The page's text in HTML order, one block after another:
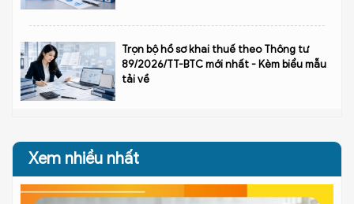
Trọn bộ hồ sơ khai thuế theo Thông tư
89/2026/TT-BTC mới nhất - Kèm biểu mẫu
tải về
Xem nhiều nhất